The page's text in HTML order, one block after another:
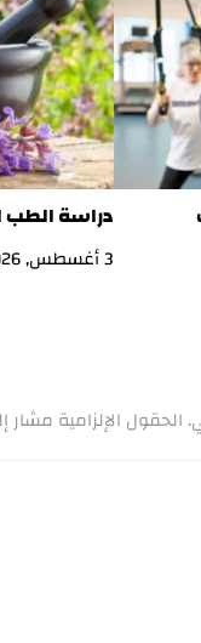
دراسة الطب
3 أغسطس, 2026
الحقول الإلزامية مشار